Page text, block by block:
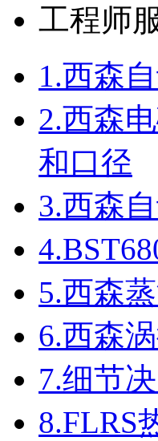
工程师
1.西森
2.西森
和口径
3.西森
4.
5.西森
6.西森
7.细节
8.FLRS